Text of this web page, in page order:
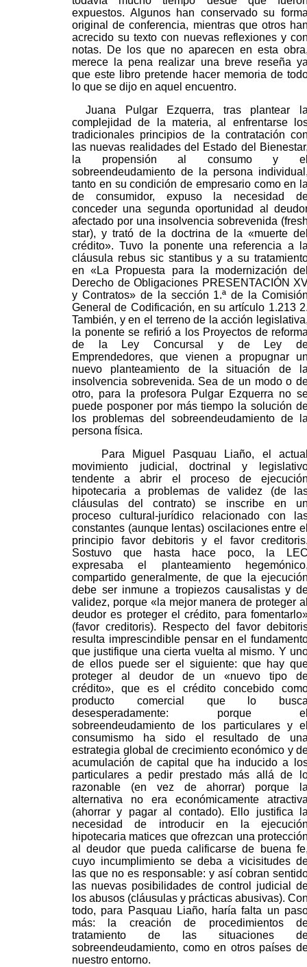
expuestos. Algunos han conservado su
original de conferencia, mientras que otros
acrecido su texto con nuevas reflexiones y
notas. De los que no aparecen en esta
merece la pena realizar una breve reseña
que este libro pretende hacer memoria de
lo que se dijo en aquel encuentro.
Juana Pulgar Ezquerra, tras plantear
complejidad de la materia, al enfrentarse
tradicionales principios de la contratación
las nuevas realidades del Estado del
la propensión al consumo y
sobreendeudamiento de la persona
tanto en su condición de empresario como en
de consumidor, expuso la necesidad
conceder una segunda oportunidad al
afectado por una insolvencia sobrevenida
star), y trató de la doctrina de la «muerte
crédito». Tuvo la ponente una referencia a
cláusula rebus sic stantibus y a su
en «La Propuesta para la modernización
Derecho de Obligaciones PRESENTACIÓN
y Contratos» de la sección 1.ª de la
General de Codificación, en su artículo 1.213
También, y en el terreno de la acción
la ponente se refirió a los Proyectos de
de la Ley Concursal y de Ley
Emprendedores, que vienen a propugnar
nuevo planteamiento de la situación de
insolvencia sobrevenida. Sea de un modo o
otro, para la profesora Pulgar Ezquerra no
puede posponer por más tiempo la solución
los problemas del sobreendeudamiento de
persona física.
Para Miguel Pasquau Liaño, el
movimiento judicial, doctrinal y
tendente a abrir el proceso de
hipotecaria a problemas de validez (de
cláusulas del contrato) se inscribe en
proceso cultural-jurídico relacionado con
constantes (aunque lentas) oscilaciones entre
principio favor debitoris y el favor
Sostuvo que hasta hace poco, la
expresaba el planteamiento
compartido generalmente, de que la
debe ser inmune a tropiezos causalistas y
validez, porque «la mejor manera de proteger
deudor es proteger el crédito, para
(favor creditoris). Respecto del favor
resulta imprescindible pensar en el
que justifique una cierta vuelta al mismo. Y
de ellos puede ser el siguiente: que hay
proteger al deudor de un «nuevo tipo
crédito», que es el crédito concebido
producto comercial que lo
desesperadamente: porque
sobreendeudamiento de los particulares y
consumismo ha sido el resultado de
estrategia global de crecimiento económico y
acumulación de capital que ha inducido a
particulares a pedir prestado más allá de
razonable (en vez de ahorrar) porque
alternativa no era económicamente
(ahorrar y pagar al contado). Ello justifica
necesidad de introducir en la
hipotecaria matices que ofrezcan una
al deudor que pueda calificarse de buena
cuyo incumplimiento se deba a vicisitudes
las que no es responsable: y así cobran
las nuevas posibilidades de control judicial
los abusos (cláusulas y prácticas abusivas).
todo, para Pasquau Liaño, haría falta un
más: la creación de procedimientos
tratamiento de las situaciones
sobreendeudamiento, como en otros países
nuestro entorno.